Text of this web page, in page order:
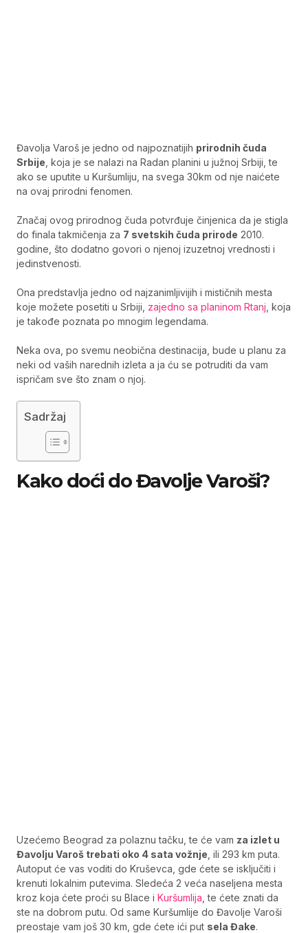
Đavolja Varoš je jedno od najpoznatijih prirodnih čuda
Srbije , koja je se nalazi na Radan planini u južnoj Srbiji, te
ako se uputite u Kuršumliju, na svega 30km od nje naićete
na ovaj prirodni fenomen.
Značaj ovog prirodnog čuda potvrđuje činjenica da je stigla
do finala takmičenja za 7 svetskih čuda prirode 2010.
godine, što dodatno govori o njenoj izuzetnoj vrednosti i
jedinstvenosti.
Ona predstavlja jedno od najzanimljivijih i mističnih mesta
koje možete posetiti u Srbiji, zajedno sa planinom Rtanj , koja
je takođe poznata po mnogim legendama.
Neka ova, po svemu neobična destinacija, bude u planu za
neki od vaših narednih izleta a ja ću se potruditi da vam
ispričam sve što znam o njoj.
Sadržaj
Kako doći do Đavolje Varoši?
Uzećemo Beograd za polaznu tačku, te će vam za izlet u
Đavolju Varoš trebati oko 4 sata vožnje , ili 293 km puta.
Autoput će vas voditi do Kruševca, gde ćete se isključiti i
krenuti lokalnim putevima. Sledeća 2 veća naseljena mesta
kroz koja ćete proći su Blace i Kuršumlija , te ćete znati da
ste na dobrom putu. Od same Kuršumlije do Đavolje Varoši
preostaje vam još 30 km, gde ćete ići put sela Đake.